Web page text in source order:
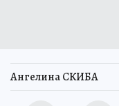
Ангелина СКИБА